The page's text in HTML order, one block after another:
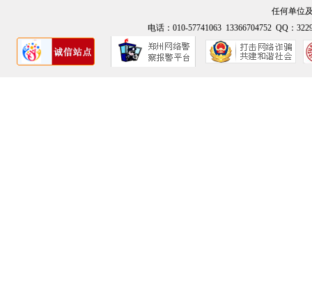
任何单位
电话：010-57741063 13366704752 QQ：